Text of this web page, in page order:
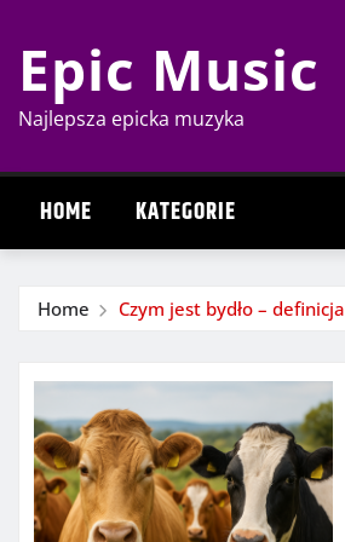
content
Epic Music
Najlepsza epicka muzyka
HOME KATEGORIE
Home Czym jest bydło – definicja